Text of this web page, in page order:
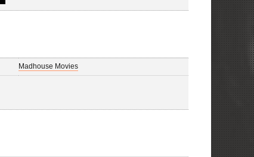
Madhouse Movies